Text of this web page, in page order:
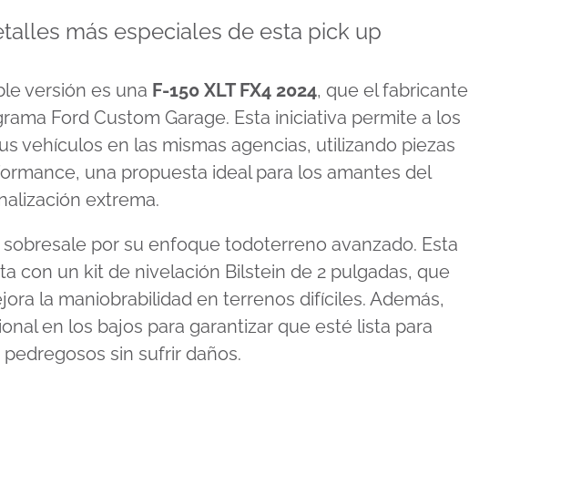
más especiales de esta pick up
versión es una F-150 XLT FX4 2024, que el fabricante
Ford Custom Garage. Esta iniciativa permite a los
vehículos en las mismas agencias, utilizando piezas
una propuesta ideal para los amantes del
extrema.
sobresale por su enfoque todoterreno avanzado. Esta
con un kit de nivelación Bilstein de 2 pulgadas, que
la maniobrabilidad en terrenos difíciles. Además,
en los bajos para garantizar que esté lista para
sin sufrir daños.